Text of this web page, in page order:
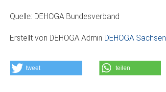
Quelle: DEHOGA Bundesverband
Erstellt von DEHOGA Admin DEHOGA Sachsen
tweet teilen